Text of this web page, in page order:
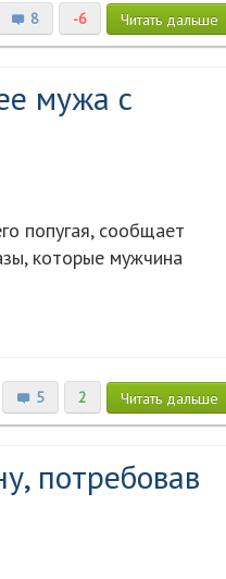
8 -6 Читать дальше
мужа с
попугая, сообщает
которые мужчина
5 2 Читать дальше
потребовав